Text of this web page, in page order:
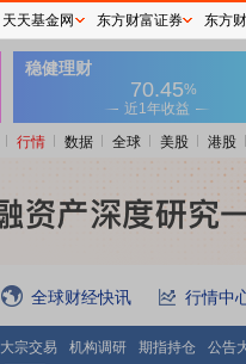
行情 数据 全球 美股 港股
全球财经快讯 行情中
大宗交易 机构调研 期指持仓
公告
天天基金网 东方财富证券 东方